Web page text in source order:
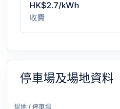
HK$2.7/kWh
收費
停車場及場地資料
場地 / 停車場